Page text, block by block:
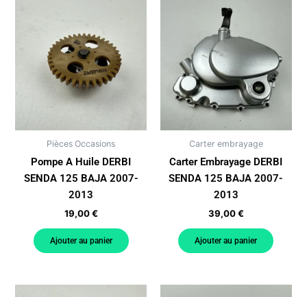
Pièces Occasions
Pompe A Huile DERBI
SENDA 125 BAJA 2007-
2013
19,00€
Ajouter au panier
Carter embrayage
Carter Embrayage DERBI
SENDA 125 BAJA 2007-
2013
39,00€
Ajouter au panier